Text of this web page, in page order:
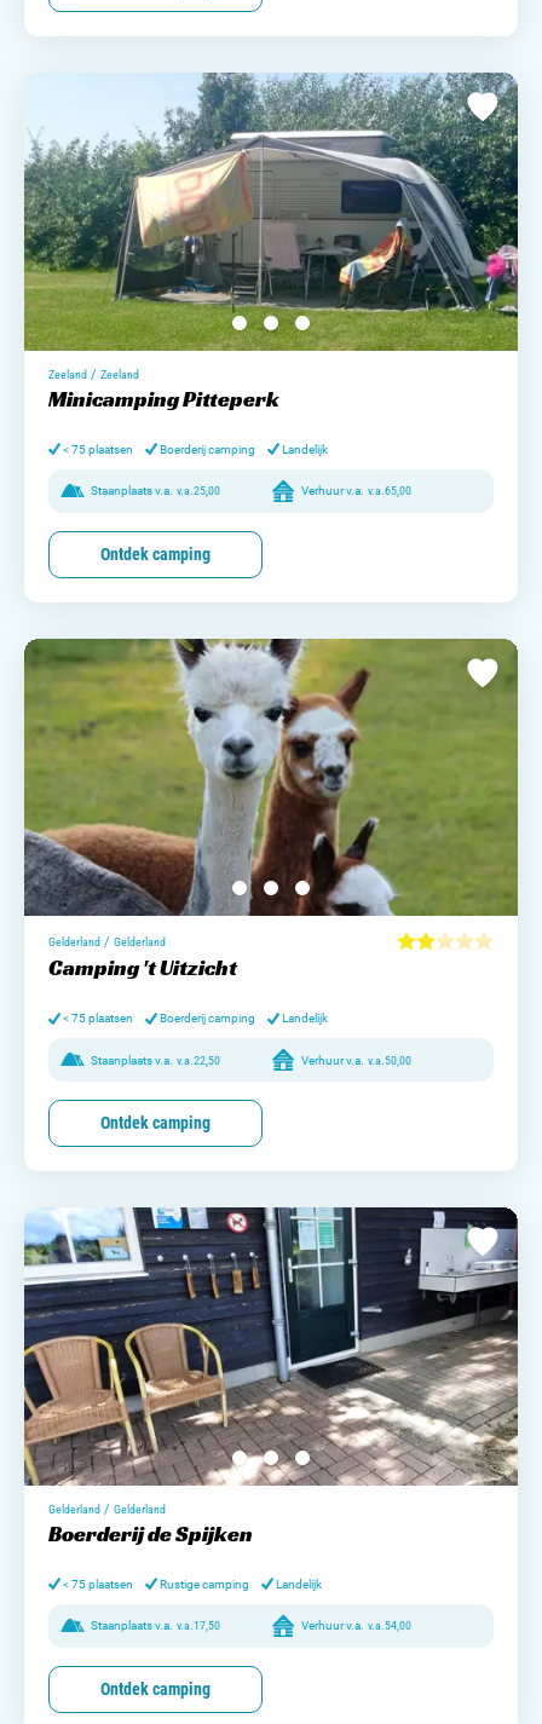
Zeeland / Zeeland
Minicamping Pitteperk
< 75 plaatsen Boerderij camping Landelijk
Staanplaats v.a. v.a.25,00 Verhuur v.a. v.a.65,00
Ontdek camping
Gelderland / Gelderland
Camping 't Uitzicht
< 75 plaatsen Boerderij camping Landelijk
Staanplaats v.a. v.a. 22,50 Verhuur v.a. v.a. 50,00
Ontdek camping
Gelderland / Gelderland
Boerderij de Spijken
< 75 plaatsen Rustige camping Landelijk
Staanplaats v.a. v.a.17,50 Verhuur v.a. v.a.54,00
Ontdek camping